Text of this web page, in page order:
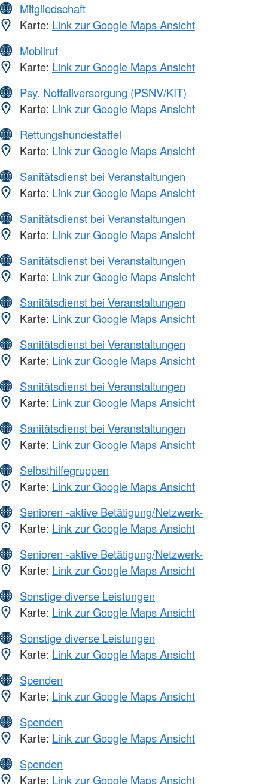
Mitgliedschaft
Karte: Link zur Google Maps Ansicht
Mobilruf
Karte: Link zur Google Maps Ansicht
Psy. Notfallversorgung (PSNV/KIT)
Karte: Link zur Google Maps Ansicht
Rettungshundestaffel
Karte: Link zur Google Maps Ansicht
Sanitätsdienst bei Veranstaltungen
Karte: Link zur Google Maps Ansicht
Sanitätsdienst bei Veranstaltungen
Karte: Link zur Google Maps Ansicht
Sanitätsdienst bei Veranstaltungen
Karte: Link zur Google Maps Ansicht
Sanitätsdienst bei Veranstaltungen
Karte: Link zur Google Maps Ansicht
Sanitätsdienst bei Veranstaltungen
Karte: Link zur Google Maps Ansicht
Sanitätsdienst bei Veranstaltungen
Karte: Link zur Google Maps Ansicht
Sanitätsdienst bei Veranstaltungen
Karte: Link zur Google Maps Ansicht
Selbsthilfegruppen
Karte: Link zur Google Maps Ansicht
Senioren -aktive Betätigung/Netzwerk-
Karte: Link zur Google Maps Ansicht
Senioren -aktive Betätigung/Netzwerk-
Karte: Link zur Google Maps Ansicht
Sonstige diverse Leistungen
Karte: Link zur Google Maps Ansicht
Sonstige diverse Leistungen
Karte: Link zur Google Maps Ansicht
Spenden
Karte: Link zur Google Maps Ansicht
Spenden
Karte: Link zur Google Maps Ansicht
Spenden
Karte: Link zur Google Maps Ansicht